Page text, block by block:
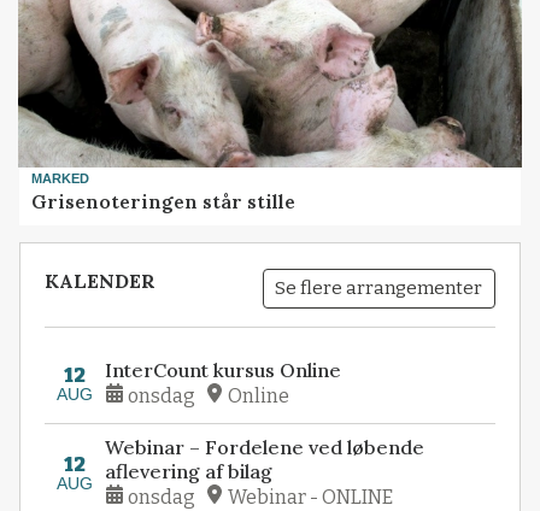
MARKED
Grisenoteringen står stille
KALENDER Se flere arrangementer
12
AUG
InterCount kursus Online
onsdag Online
12
AUG
Webinar – Fordelene ved løbende
aflevering af bilag
onsdag Webinar - ONLINE